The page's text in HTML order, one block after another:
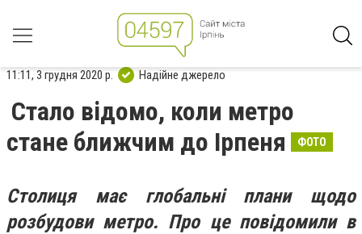
11:11, 3 грудня 2020 р. Надійне джерело
Стало відомо, коли метро
стане ближчим до Ірпеня
ФОТО
Столиця має глобальні плани щодо
розбудови метро. Про це повідомили в